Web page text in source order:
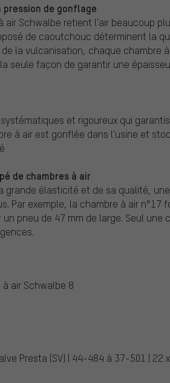
de gonflage
air Schwalbe retient l'air beaucoup
de caoutchouc déterminent la
de la vulcanisation, chaque chambre
seule façon de garantir une
et rigoureux qui
à air est gonflée dans l'usine et
de chambres à air
grande élasticité et de sa qualité,
Par exemple, la chambre à air n°17
un pneu de 47 mm de large. Seul
à air Schwalbe 8
Presta (SV) | 44-484 à 37-501 | 22